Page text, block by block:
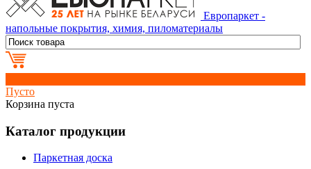
Европаркет -
напольные покрытия, химия, пиломатериалы
Пусто
Корзина пуста
Каталог продукции
Паркетная доска